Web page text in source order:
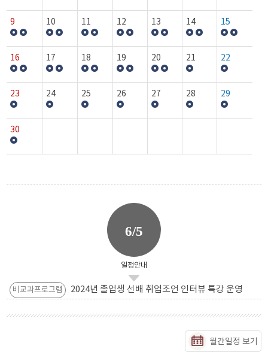
9 10 11 12 13 14 15
16 17 18 19 20 21 22
23 24 25 26 27 28 29
30
6/5
일정안내
비교과프로그램 2024년 졸업생 선배 취업조언 인터뷰 특강 운영
월간일정 보기